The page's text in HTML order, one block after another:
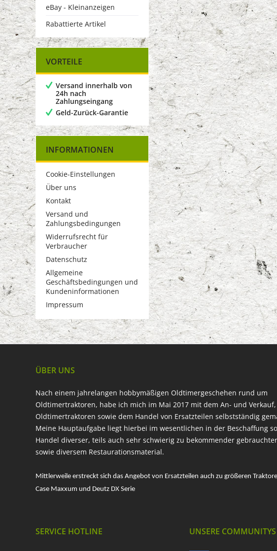
eBay - Kleinanzeigen
Rabattierte Artikel
VORTEILE
Versand innerhalb von
24h nach
Zahlungseingang
Geld-Zurück-Garantie
INFORMATIONEN
Cookie-Einstellungen
Über uns
Kontakt
Versand und
Zahlungsbedingungen
Widerrufsrecht für
Verbraucher
Datenschutz
Allgemeine
Geschäftsbedingungen und
Kundeninformationen
Impressum
ÜBER UNS
Nach einem jahrelangen hobbymäßigen Oldtimergeschehen rund um
Oldtimertraktoren, habe ich mich im Mai 2017 mit dem An- und Verkauf,
Oldtimertraktoren sowie dem Handel von Ersatzteilen selbstständig
Meine Hauptaufgabe liegt hierbei im wesentlichen in der Beschaffung
Handel diverser, teils auch sehr schwierig zu bekommender
sowie diversem Restaurationsmaterial.
Mittlerweile erstreckt sich das Angebot von Ersatzteilen auch zu größeren
Case Maxxum und Deutz DX Serie
SERVICE HOTLINE UNSERE COMMUNITYS